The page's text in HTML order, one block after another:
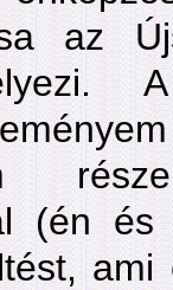
az
(én
ami